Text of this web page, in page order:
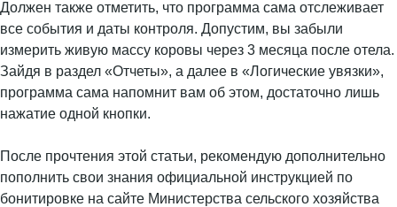
Должен также отметить, что программа сама отслеживает
все события и даты контроля. Допустим, вы забыли
измерить живую массу коровы через 3 месяца после отела.
Зайдя в раздел «Отчеты», а далее в «Логические увязки»,
программа сама напомнит вам об этом, достаточно лишь
нажатие одной кнопки.
После прочтения этой статьи, рекомендую дополнительно
пополнить свои знания официальной инструкцией по
бонитировке на сайте Министерства сельского хозяйства